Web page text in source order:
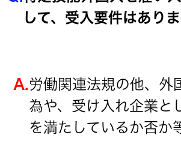
して、受入要件はあり
A.労働関連法規の他、外
為や、受け入れ企業と
を満たしているか否か